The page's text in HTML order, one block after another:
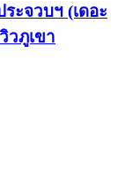
ะจวบฯ (เดอะ
วภูเขา